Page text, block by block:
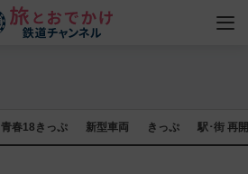
青春18きっぷ 新型車両 きっぷ 駅･街 再